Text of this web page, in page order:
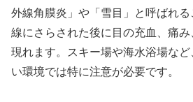
外線角膜炎」や「雪目」と呼ばれ
線にさらされた後に目の充血、痛
現れます。スキー場や海水浴場な
い環境では特に注意が必要です。